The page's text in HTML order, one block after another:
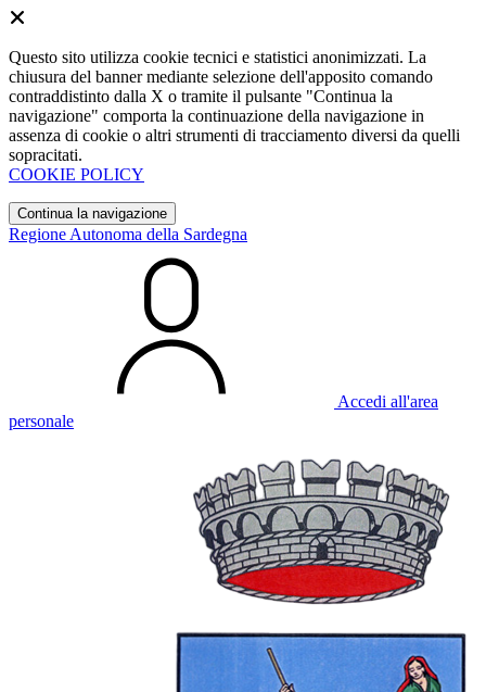
Questo sito utilizza cookie tecnici e statistici anonimizzati. La
chiusura del banner mediante selezione dell'apposito comando
contraddistinto dalla X o tramite il pulsante "Continua la
navigazione" comporta la continuazione della navigazione in
assenza di cookie o altri strumenti di tracciamento diversi da quelli
sopracitati.
COOKIE POLICY
Continua la navigazione
Regione Autonoma della Sardegna
Accedi all'area
personale